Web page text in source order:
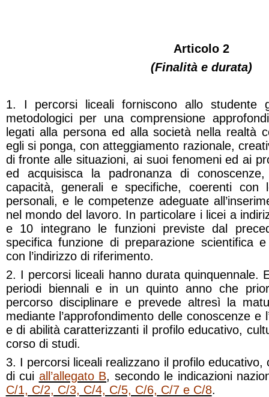
Articolo 2
(Finalità e durata)
1. I percorsi liceali forniscono allo studente
metodologici per una comprensione
legati alla persona ed alla società nella realtà
egli si ponga, con atteggiamento razionale,
di fronte alle situazioni, ai suoi fenomeni ed ai
ed acquisisca la padronanza di
capacità, generali e specifiche, coerenti
personali, e le competenze adeguate
nel mondo del lavoro. In particolare i licei a
e 10 integrano le funzioni previste dal
specifica funzione di preparazione scientifica
con l’indirizzo di riferimento.
2. I percorsi liceali hanno durata quinquennale.
periodi biennali e in un quinto anno che
percorso disciplinare e prevede altresì la
mediante l’approfondimento delle conoscenze e
e di abilità caratterizzanti il profilo educativo,
corso di studi.
3. I percorsi liceali realizzano il profilo educativo,
di cui all’allegato B, secondo le indicazioni
C/1, C/2, C/3, C/4, C/5, C/6, C/7 e C/8.